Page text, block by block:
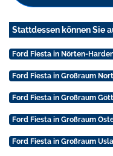
Stattdessen können Sie
Ford Fiesta in Nörten-
Ford Fiesta in Großraum
Ford Fiesta in Großraum
Ford Fiesta in Großraum
Ford Fiesta in Großraum